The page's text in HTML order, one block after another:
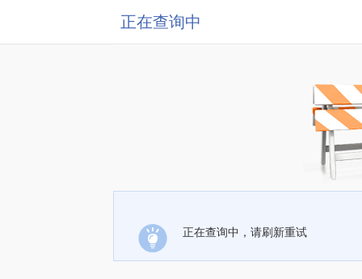
正在查询中
正在查询中，请刷新重试